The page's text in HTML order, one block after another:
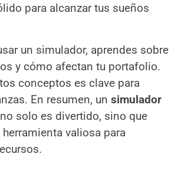
para alcanzar tus sueños
un simulador, aprendes sobre
y cómo afectan tu portafolio.
conceptos es clave para
En resumen, un simulador
no solo es divertido, sino que
valiosa para